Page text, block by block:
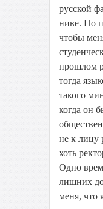
русской
ниве. Но
чтобы
прошлом
тогда
такого
когда он
не к лицу
хоть
Одно
лишних
меня, что